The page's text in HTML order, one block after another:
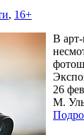
, 16+
В
26
М.